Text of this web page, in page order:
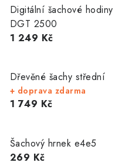
Digitální šachové hodiny
DGT 2500
1 249 Kč
Dřevěné šachy střední
+ doprava zdarma
1 749 Kč
Šachový hrnek e4e5
269 Kč